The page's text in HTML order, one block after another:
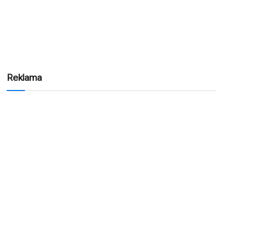
Reklama